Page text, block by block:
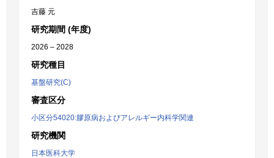
吉藤 元
研究期間 (年度)
2026 – 2028
研究種目
基盤研究(C)
審査区分
小区分54020:膠原病およびアレルギー内科学関連
研究機関
日本医科大学